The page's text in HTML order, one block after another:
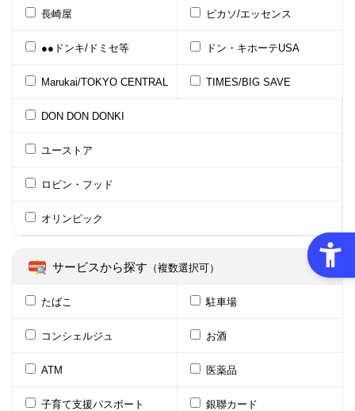
長崎屋 ピカソ/エッセンス
●●ドンキ/ドミセ等 ドン・キホーテUSA
Marukai/TOKYO CENTRAL TIMES/BIG SAVE
DON DON DONKI
ユーストア
ロビン・フッド
オリンピック
サービスから探す （複数選択可）
たばこ 駐車場
コンシェルジュ お酒
ATM 医薬品
子育て支援パスポート 銀聯カード